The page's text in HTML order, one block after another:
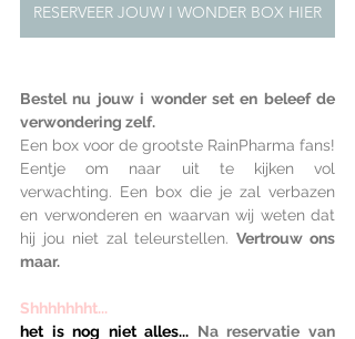
RESERVEER JOUW I WONDER BOX HIER
Bestel nu jouw i wonder set en beleef de
verwondering zelf.
Een box voor de grootste RainPharma fans!
Eentje om naar uit te kijken vol
verwachting. Een box die je zal verbazen
en verwonderen en waarvan wij weten dat
hij jou niet zal teleurstellen. Vertrouw ons
maar.
Shhhhhhht...
het is nog niet alles... Na reservatie van